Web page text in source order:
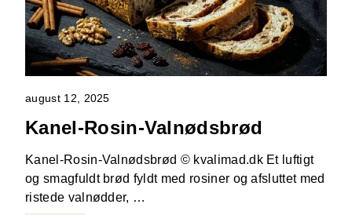
august 12, 2025
Kanel-Rosin-Valnødsbrød
Kanel-Rosin-Valnødsbrød © kvalimad.dk Et luftigt
og smagfuldt brød fyldt med rosiner og afsluttet med
ristede valnødder, …